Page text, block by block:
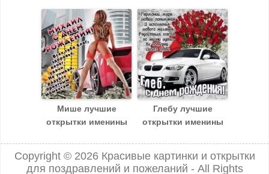
Мише лучшие
открытки именины
Глебу лучшие
открытки именины
Copyright © 2026 Красивые картинки и открытки
для поздравлений и пожеланий - All Rights